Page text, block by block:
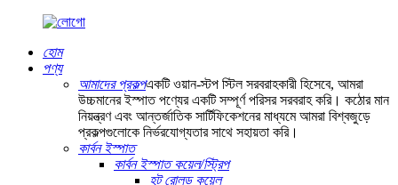
হোম
পণ্য
আমাদের প্রকল্পএকটি ওয়ান-স্টপ স্টিল সরবরাহকারী হিসেবে, আমরা
উচ্চমানের ইস্পাত পণ্যের একটি সম্পূর্ণ পরিসর সরবরাহ করি। কঠোর মান
নিয়ন্ত্রণ এবং আন্তর্জাতিক সার্টিফিকেশনের মাধ্যমে আমরা বিশ্বজুড়ে
প্রকল্পগুলোকে নির্ভরযোগ্যতার সাথে সহায়তা করি।
কার্বন ইস্পাত
কার্বন ইস্পাত কয়েল/স্ট্রিপ
হট রোলড কয়েল